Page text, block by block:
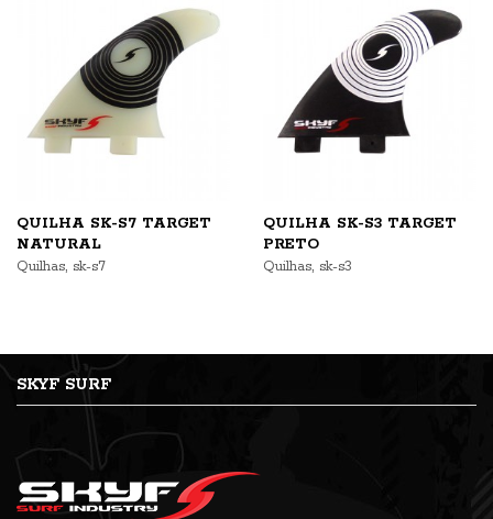
QUILHA SK-S7 TARGET
NATURAL
Quilhas, sk-s7
QUILHA SK-S3 TARGET
PRETO
Quilhas, sk-s3
SKYF SURF